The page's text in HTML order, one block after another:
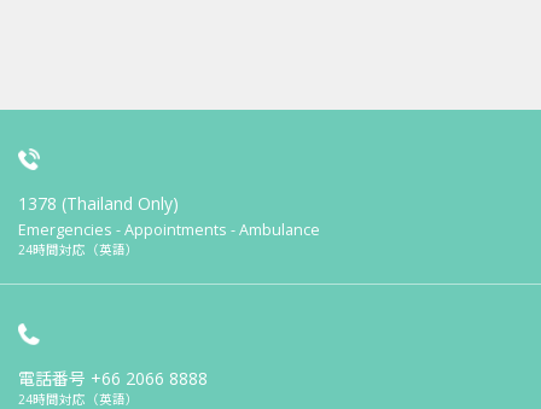
1378 (Thailand Only)
Emergencies - Appointments - Ambulance
24時間対応（英語）
電話番号 +66 2066 8888
24時間対応（英語）